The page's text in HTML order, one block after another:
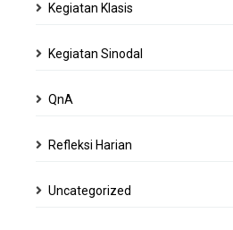
Kegiatan Klasis
Kegiatan Sinodal
QnA
Refleksi Harian
Uncategorized